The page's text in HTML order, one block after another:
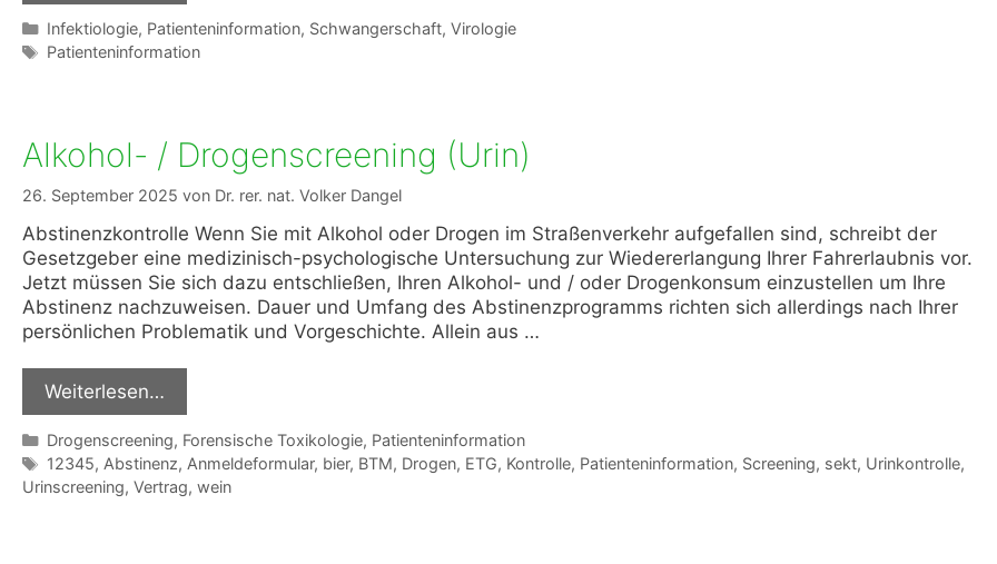
Kategorien
Infektiologie, Patienteninformation, Schwangerschaft, Virologie
Schlagwörter
Patienteninformation
Alkohol- / Drogenscreening (Urin)
26. September 2025 von Dr. rer. nat. Volker Dangel
Abstinenzkontrolle Wenn Sie mit Alkohol oder Drogen im Straßenverkehr aufgefallen sind, schreibt der
Gesetzgeber eine medizinisch-psychologische Untersuchung zur Wiedererlangung Ihrer Fahrerlaubnis vor.
Jetzt müssen Sie sich dazu entschließen, Ihren Alkohol- und / oder Drogenkonsum einzustellen um Ihre
Abstinenz nachzuweisen. Dauer und Umfang des Abstinenzprogramms richten sich allerdings nach Ihrer
persönlichen Problematik und Vorgeschichte. Allein aus …
Weiterlesen…
Kategorien
Drogenscreening, Forensische Toxikologie, Patienteninformation
Schlagwörter
12345, Abstinenz, Anmeldeformular, bier, BTM, Drogen, ETG, Kontrolle, Patienteninformation, Screening, sekt, Urinkontrolle,
Urinscreening, Vertrag, wein